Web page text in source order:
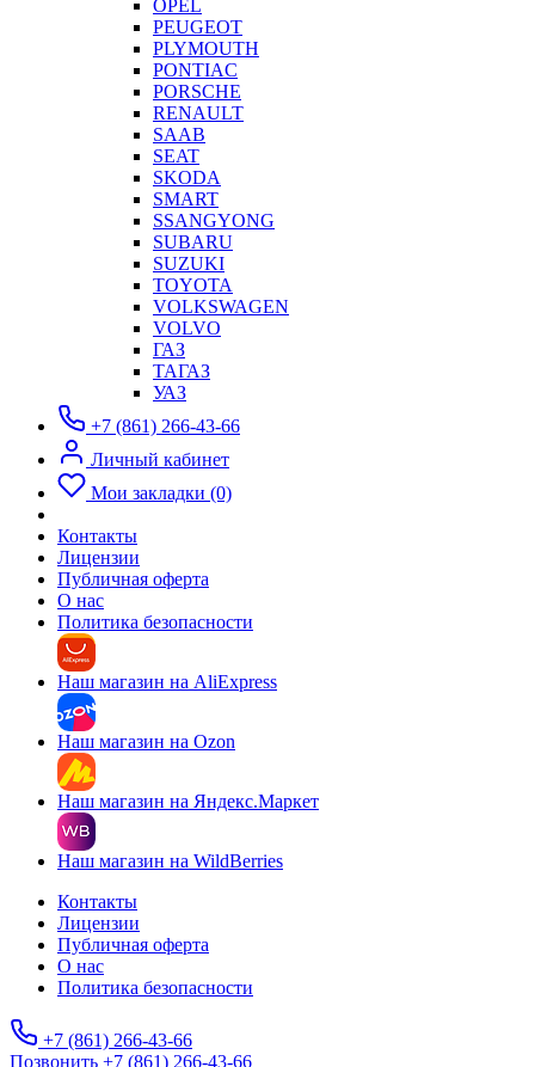
OPEL
PEUGEOT
PLYMOUTH
PONTIAC
PORSCHE
RENAULT
SAAB
SEAT
SKODA
SMART
SSANGYONG
SUBARU
SUZUKI
TOYOTA
VOLKSWAGEN
VOLVO
ГАЗ
ТАГАЗ
УАЗ
+7 (861) 266-43-66
Личный кабинет
Мои закладки (0)
Контакты
Лицензии
Публичная оферта
О нас
Политика безопасности
Наш магазин на AliExpress
Наш магазин на Ozon
Наш магазин на Яндекс.Маркет
Наш магазин на WildBerries
Контакты
Лицензии
Публичная оферта
О нас
Политика безопасности
+7 (861) 266-43-66
Позвонить +7 (861) 266-43-66